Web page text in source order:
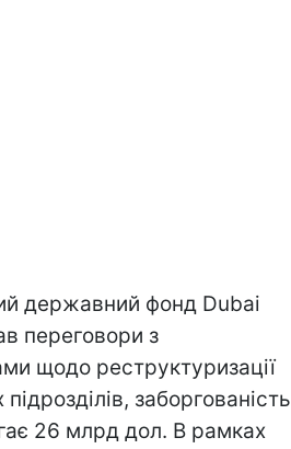
державний фонд Dubai
переговори з
щодо реструктуризації
заборгованість
26 млрд дол. В рамках